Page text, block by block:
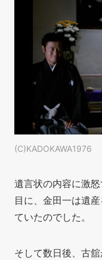
(C)KADOKAWA1976
遺言状の内容に激
目に、金田一は遺
ていたのでした。
そして数日後、古